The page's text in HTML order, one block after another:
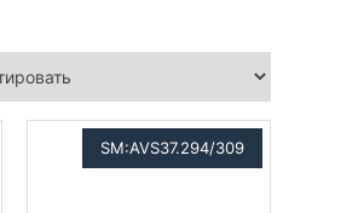
SM:AVS37.294/309